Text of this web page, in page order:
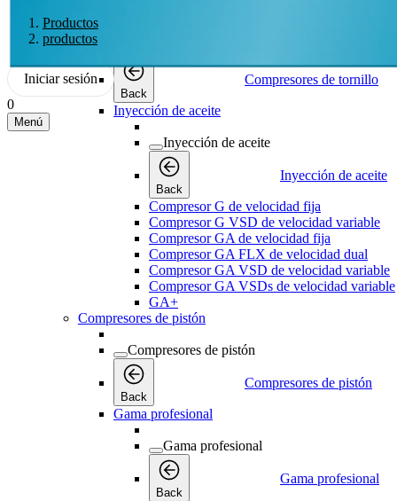
Productos
productos
Iniciar sesión
0
Menú
Back
Compresores de tornillo
Inyección de aceite
Inyección de aceite
Back
Inyección de aceite
Compresor G de velocidad fija
Compresor G VSD de velocidad variable
Compresor GA de velocidad fija
Compresor GA FLX de velocidad dual
Compresor GA VSD de velocidad variable
Compresor GA VSDs de velocidad variable
GA+
Compresores de pistón
Compresores de pistón
Back
Compresores de pistón
Gama profesional
Gama profesional
Back
Gama profesional